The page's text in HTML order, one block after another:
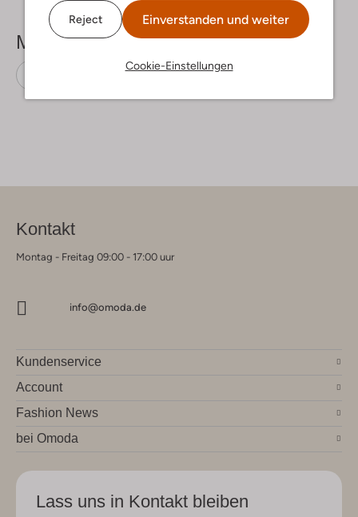
Reject Einverstanden und weiter
Cookie-Einstellungen
Mehr sehen
Tommy Jeans
Kontakt
Montag - Freitag 09:00 - 17:00 uur
info@omoda.de
Kundenservice
Account
Fashion News
bei Omoda
Lass uns in Kontakt bleiben